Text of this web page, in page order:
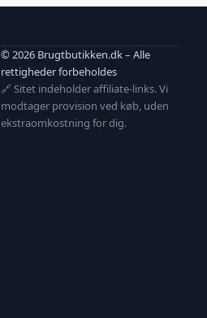
© 2026 Brugtbutikken.dk – Alle
rettigheder forbeholdes
🔗 Sitet indeholder affiliate-links. Vi
modtager provision ved køb, uden
ekstraomkostning for dig.